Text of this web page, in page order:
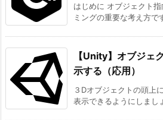
はじめに オブジェクト
ミングの重要な考え方で
【Unity】オブジェ
示する（応用）
３Dオブジェクトの頭上
表示できるようにしまし